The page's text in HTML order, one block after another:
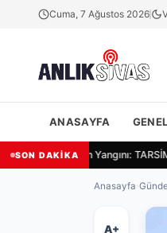
Cuma, 7 Ağustos 2026
ANASAYFA GENEL
SON DAKİKA
Ulukapı'da Ekin Yangını:
Anasayfa
A+